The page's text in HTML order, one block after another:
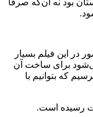
بود نه آن‌که صرفا
در این فیلم بسیار
برای ساخت آن
که بتوانیم با
رسیده است.